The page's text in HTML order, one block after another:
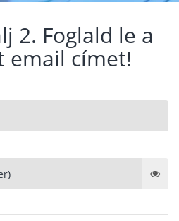
2. Foglald le a
email címet!